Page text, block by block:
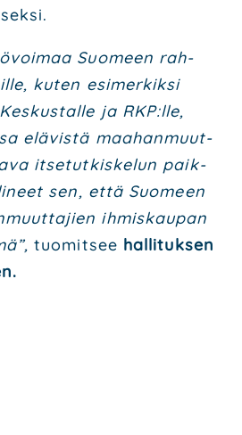
Suo­meen rah­
kuten esi­mer­kik­si
ja RKP:lle,
elä­vis­tä maa­han­muut­
itse­tut­kis­ke­lun paik­
sen, että Suo­meen
ihmis­kau­pan
tuo­mit­see hal­li­tuk­sen